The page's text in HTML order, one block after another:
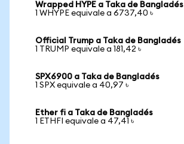
Wrapped HYPE a Taka de Bangladés
1 WHYPE equivale a 6737,40 ৳
Official Trump a Taka de Bangladés
1 TRUMP equivale a 181,42 ৳
SPX6900 a Taka de Bangladés
1 SPX equivale a 40,97 ৳
Ether fi a Taka de Bangladés
1 ETHFI equivale a 47,41 ৳